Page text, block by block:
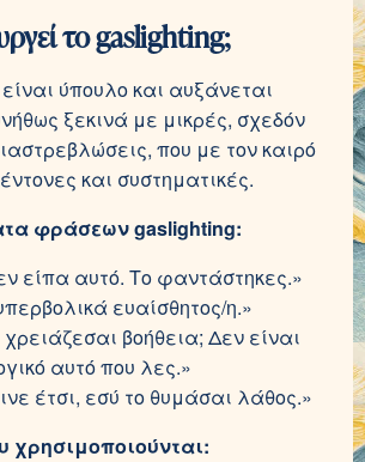
το gaslighting;
ύπουλο και αυξάνεται
ξεκινά με μικρές, σχεδόν
που με τον καιρό
και συστηματικές.
φράσεων gaslighting:
είπα αυτό. Το φαντάστηκες.»
ευαίσθητος/η.»
βοήθεια; Δεν είναι
αυτό που λες.»
έτσι, εσύ το θυμάσαι λάθος.»
χρησιμοποιούνται: